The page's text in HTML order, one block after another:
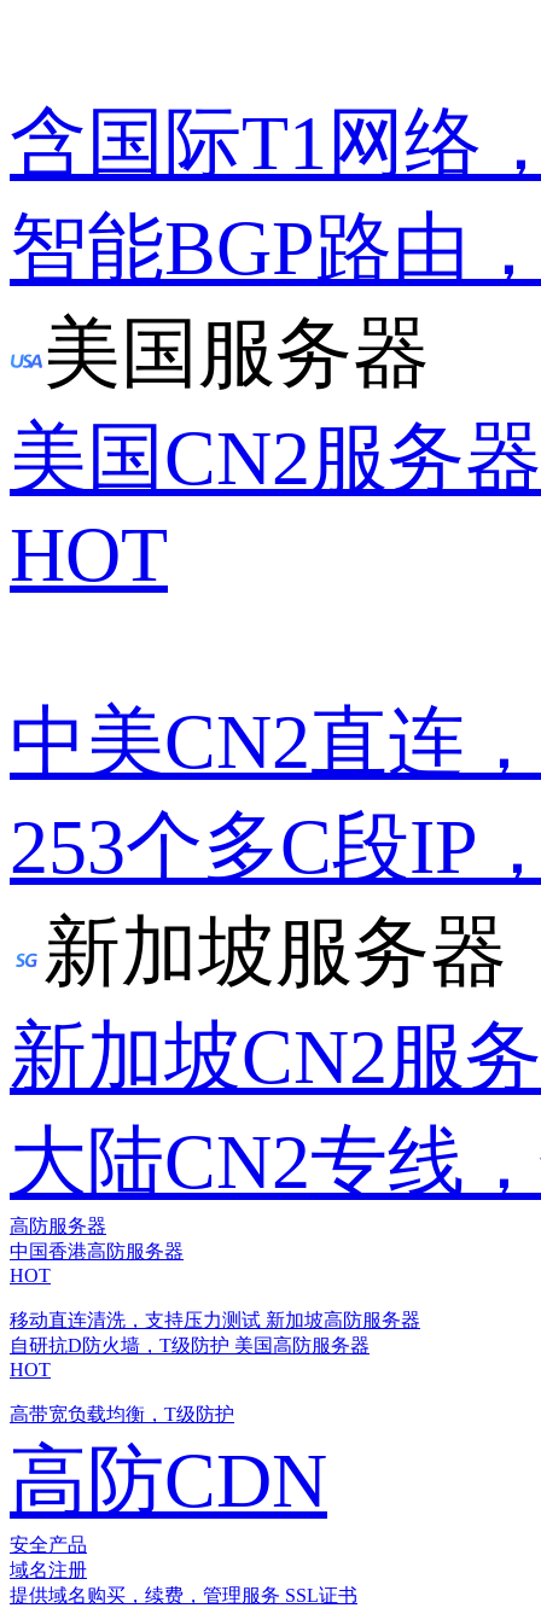
含国际T1网络
智能BGP路由
美国服务器
美国CN2服务器
HOT
中美CN2直连
253个多C段IP
新加坡服务器
新加坡CN2服
大陆CN2专线
高防服务器
中国香港高防服务器
HOT
移动直连清洗，支持压力测试 新加坡高防服务器
自研抗D防火墙，T级防护 美国高防服务器
HOT
高带宽负载均衡，T级防护
高防CDN
安全产品
域名注册
提供域名购买，续费，管理服务 SSL证书